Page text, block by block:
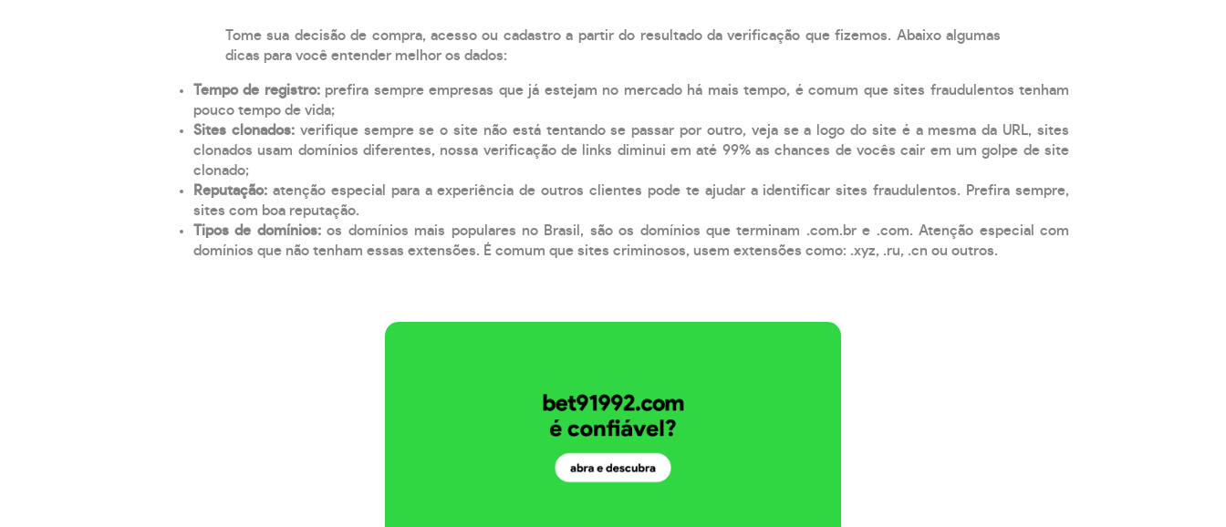
Tome sua decisão de compra, acesso ou cadastro a partir do resultado da verificação que fizemos. Abaixo algumas
dicas para você entender melhor os dados:
Tempo de registro: prefira sempre empresas que já estejam no mercado há mais tempo, é comum que sites fraudulentos tenham
pouco tempo de vida;
Sites clonados: verifique sempre se o site não está tentando se passar por outro, veja se a logo do site é a mesma da URL, sites
clonados usam domínios diferentes, nossa verificação de links diminui em até 99% as chances de vocês cair em um golpe de site
clonado;
Reputação: atenção especial para a experiência de outros clientes pode te ajudar a identificar sites fraudulentos. Prefira sempre,
sites com boa reputação.
Tipos de domínios:os domínios mais populares no Brasil, são os domínios que terminam .com.br e .com. Atenção especial com
domínios que não tenham essas extensões. É comum que sites criminosos, usem extensões como: .xyz, .ru, .cn ou outros.